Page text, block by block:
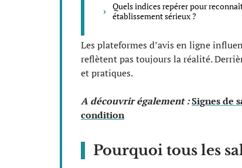
Quels indices repérer pour
établissement sérieux ?
Les plateformes d’avis en ligne
reflètent pas toujours la réalité.
et pratiques.
A découvrir également :Signes de
condition
Pourquoi tous les